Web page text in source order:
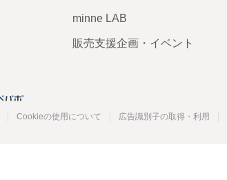
minne LAB
販売支援企画・イベント
Cookieの使用について 広告識別子の取得・利用